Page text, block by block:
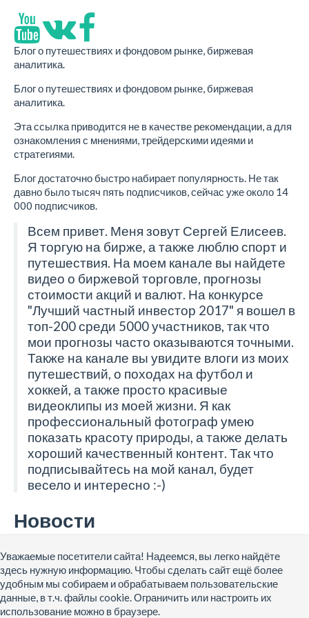
Новости сайта
Наши лэндинги
Блог о путешествиях и фондовом рынке, биржевая
аналитика.
Блог о путешествиях и фондовом рынке, биржевая
аналитика.
Эта ссылка приводится не в качестве рекомендации, а для
ознакомления с мнениями, трейдерскими идеями и
стратегиями.
Блог достаточно быстро набирает популярность. Не так
давно было тысяч пять подписчиков, сейчас уже около 14
000 подписчиков.
Всем привет. Меня зовут Сергей Елисеев.
Я торгую на бирже, а также люблю спорт и
путешествия. На моем канале вы найдете
видео о биржевой торговле, прогнозы
стоимости акций и валют. На конкурсе
"Лучший частный инвестор 2017" я вошел в
топ-200 среди 5000 участников, так что
мои прогнозы часто оказываются точными.
Также на канале вы увидите влоги из моих
путешествий, о походах на футбол и
хоккей, а также просто красивые
видеоклипы из моей жизни. Я как
профессиональный фотограф умею
показать красоту природы, а также делать
хороший качественный контент. Так что
подписывайтесь на мой канал, будет
весело и интересно :-)
Новости
биржевая торговля, акции, валюты, кукл, брокеры
Биржевой терминал QUIK настройки
Авторизуйтесь, чтобы оставить комментарий!
Уважаемые посетители сайта! Надеемся, вы легко найдёте
здесь нужную информацию. Чтобы сделать сайт ещё более
удобным мы собираем и обрабатываем пользовательские
данные, в т.ч. файлы cookie. Ограничить или настроить их
использование можно в браузере.